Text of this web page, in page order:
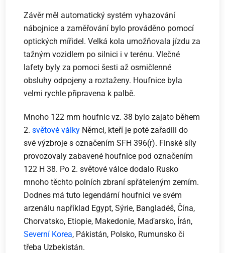
Závěr měl automatický systém vyhazování
nábojnice a zaměřování bylo prováděno pomocí
optických mířidel. Velká kola umožňovala jízdu za
tažným vozidlem po silnici i v terénu. Vlečné
lafety byly za pomoci šesti až osmičlenné
obsluhy odpojeny a roztaženy. Houfnice byla
velmi rychle připravena k palbě.
Mnoho 122 mm houfnic vz. 38 bylo zajato během
2.světové války Němci, kteří je poté zařadili do
své výzbroje s označením SFH 396(r). Finské síly
provozovaly zabavené houfnice pod označením
122 H 38. Po 2. světové válce dodalo Rusko
mnoho těchto polních zbraní spřáteleným zemím.
Dodnes má tuto legendární houfnici ve svém
arzenálu například Egypt, Sýrie, Bangladéš, Čína,
Chorvatsko, Etiopie, Makedonie, Maďarsko, Írán,
Severní Korea, Pákistán, Polsko, Rumunsko či
třeba Uzbekistán.